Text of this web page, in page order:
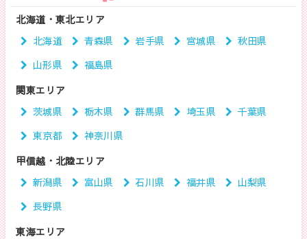
北海道・東北エリア
北海道
青森県 岩手県 宮城県
秋田県
山形県
福島県
関東エリア
茨城県
栃木県 群馬県 埼玉県
千葉県
東京都
神奈川県
甲信越・北陸エリア
新潟県
富山県 石川県 福井県
山梨県
長野県
東海エリア